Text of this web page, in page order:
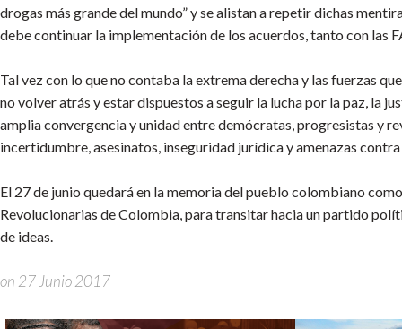
drogas más grande del mundo” y se alistan a repetir dichas
debe continuar la implementación de los acuerdos, tanto con las
Tal vez con lo que no contaba la extrema derecha y las fuerzas
no volver atrás y estar dispuestos a seguir la lucha por la paz, la
amplia convergencia y unidad entre demócratas, progresistas y
incertidumbre, asesinatos, inseguridad jurídica y amenazas contra
El 27 de junio quedará en la memoria del pueblo colombiano
Revolucionarias de Colombia, para transitar hacia un partido
de ideas.
on 27 Junio 2017